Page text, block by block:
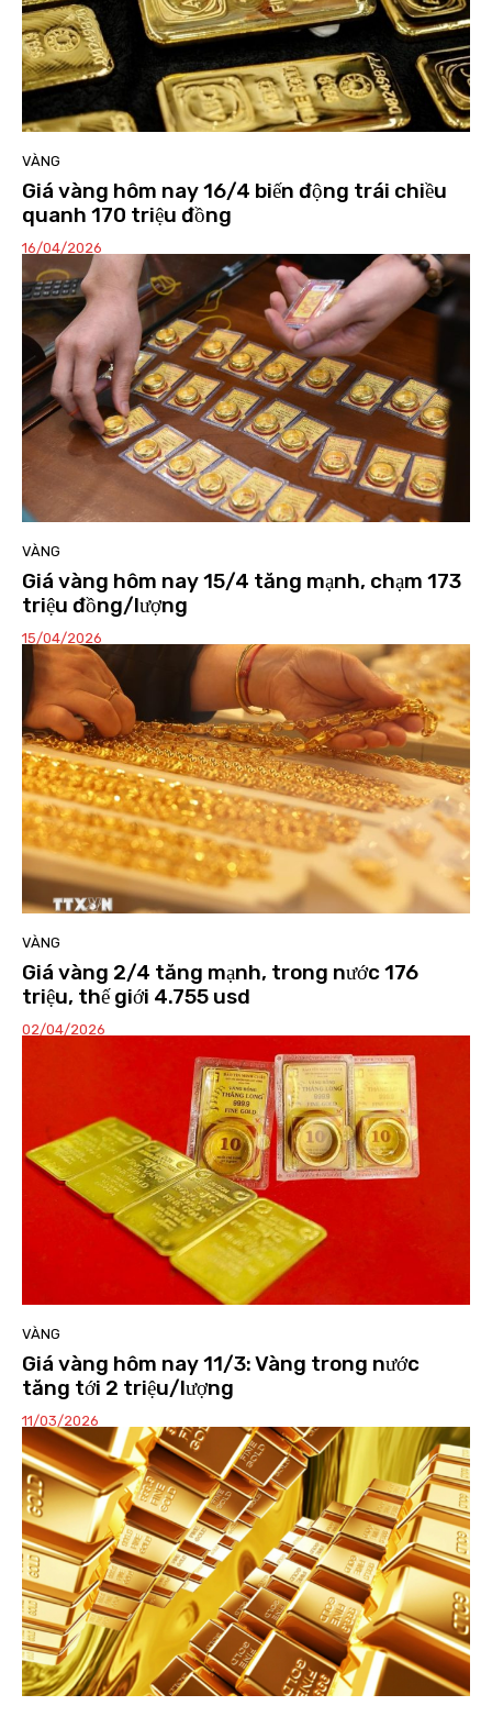
VÀNG
Giá vàng hôm nay 16/4 biến động trái chiều
quanh 170 triệu đồng
16/04/2026
VÀNG
Giá vàng hôm nay 15/4 tăng mạnh, chạm 173
triệu đồng/lượng
15/04/2026
VÀNG
Giá vàng 2/4 tăng mạnh, trong nước 176
triệu, thế giới 4.755 usd
02/04/2026
VÀNG
Giá vàng hôm nay 11/3: Vàng trong nước
tăng tới 2 triệu/lượng
11/03/2026